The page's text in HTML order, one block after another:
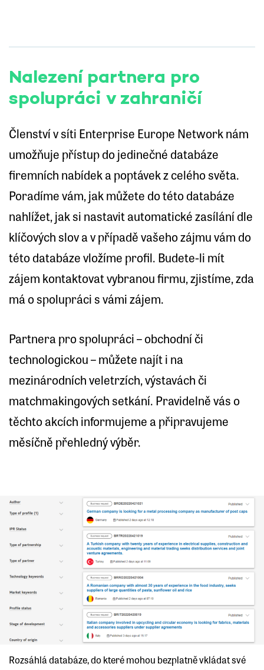
Nalezení partnera pro
spolupráci v zahraničí
Členství v síti Enterprise Europe Network nám
umožňuje přístup do jedinečné databáze
firemních nabídek a poptávek z celého světa.
Poradíme vám, jak můžete do této databáze
nahlížet, jak si nastavit automatické zasílání dle
klíčových slov a v případě vašeho zájmu vám do
této databáze vložíme profil. Budete-li mít
zájem kontaktovat vybranou firmu, zjistíme, zda
má o spolupráci s vámi zájem.
Partnera pro spolupráci – obchodní či
technologickou – můžete najít i na
mezinárodních veletrzích, výstavách či
matchmakingových setkání. Pravidelně vás o
těchto akcích informujeme a připravujeme
měsíčně přehledný výběr.
Rozsáhlá databáze, do které mohou bezplatně vkládat své